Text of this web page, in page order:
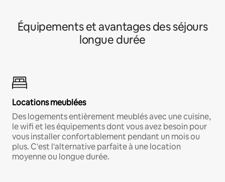
Équipements et avantages des séjours
longue durée
Locations meublées
Des logements entièrement meublés avec une cuisine,
le wifi et les équipements dont vous avez besoin pour
vous installer confortablement pendant un mois ou
plus. C'est l'alternative parfaite à une location
moyenne ou longue durée.